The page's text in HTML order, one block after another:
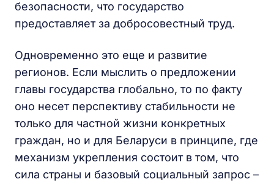
безопасности, что государство
предоставляет за добросовестный труд.
Одновременно это еще и развитие
регионов. Если мыслить о предложении
главы государства глобально, то по факту
оно несет перспективу стабильности не
только для частной жизни конкретных
граждан, но и для Беларуси в принципе, где
механизм укрепления состоит в том, что
сила страны и базовый социальный запрос –